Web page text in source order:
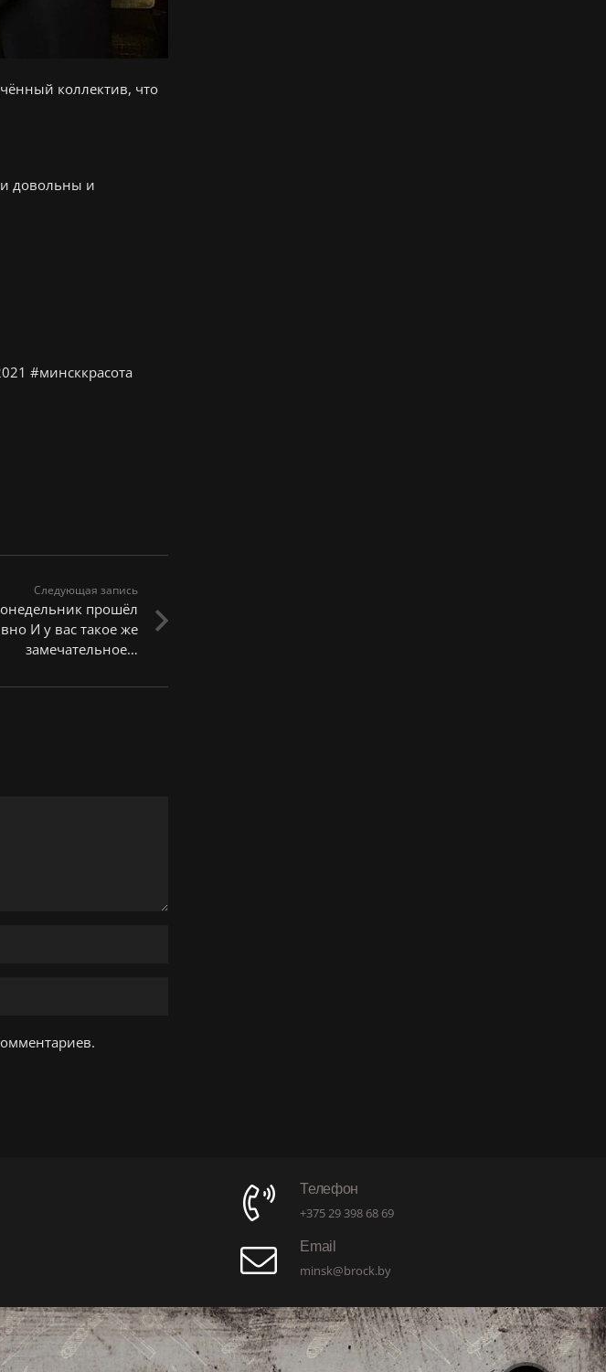
коллектив, что
довольны и
#минсккрасота
Следующая запись
прошёл
И у вас такое же
замечательное…
Телефон
+375 29 398 68 69
Email
minsk@brock.by